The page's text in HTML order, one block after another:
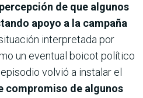
de que algunos
apoyo a la campaña
interpretada por
un eventual boicot político
volvió a instalar el
compromiso de algunos